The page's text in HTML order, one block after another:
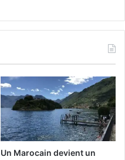
Un Marocain devient un